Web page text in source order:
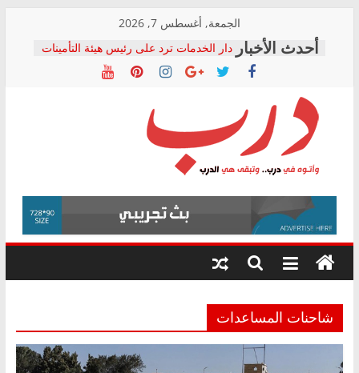
content
الجمعة, أغسطس 7, 2026
دار الخدمات ترد على رئيس هيئة التأمينات
بعد مؤتمره الصحفي: إنكار الأزمة لا ينهي
معاناة أصحاب المعاشات.. ونطالب بكشف
فرحات سليمان يكتب: القطاع الصحي إلى
أين؟
حزب التحالف الشعبي يطلق لجنة “الحق
في الصحة” بالإسكندرية لرصد الانتهاكات
ودعم المرضى
الوزاري لمدينة الصحفيين.. وانتهاء أعمال
إنشاء المبنى الإداري
المجلس القومي لحقوق الإنسان يعلن
متابعة قضية الدكتور محمد زهران.. ويؤكد:
قرينة البراءة وضمانات المحاكمة العادلة
درب
وأتوه
درب..
وتبقى
هي
شاحنات المساعدات